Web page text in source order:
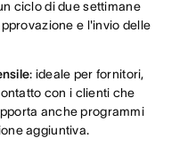
ciclo di due settimane
e l'invio delle
: ideale per fornitori,
con i clienti che
anche programmi
aggiuntiva.